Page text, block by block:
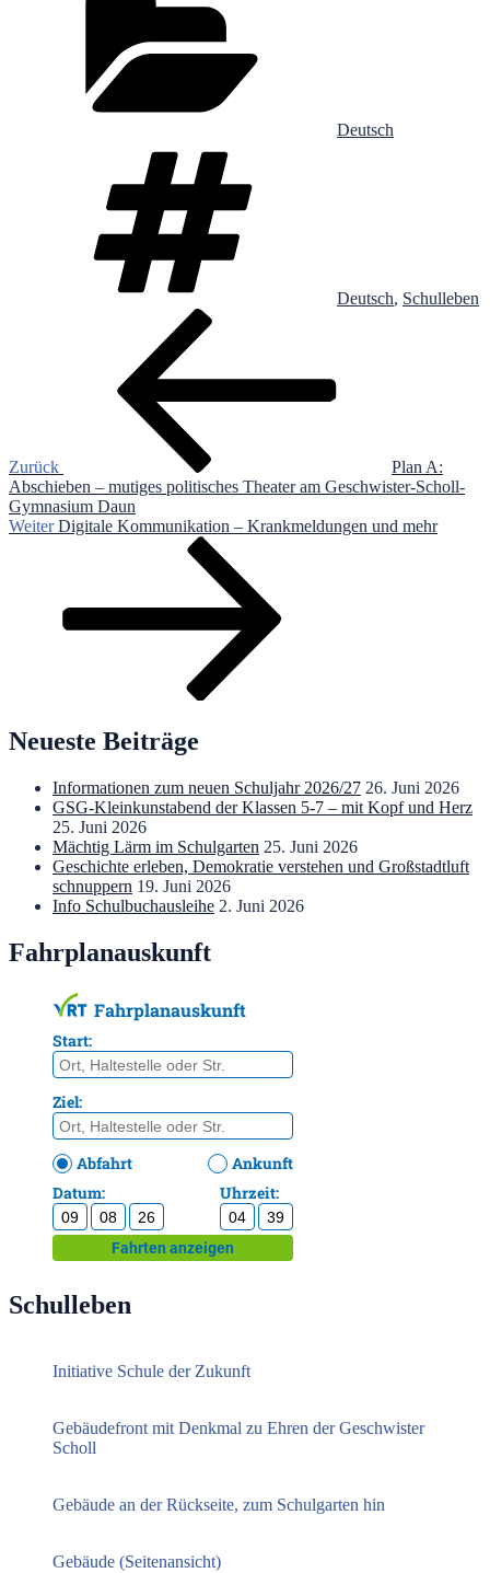
Deutsch
Deutsch, Schulleben
Beitragsnavigation
Zurück
Plan A:
Abschieben – mutiges politisches Theater am Geschwister-Scholl-
Gymnasium Daun
Nächster
Weiter Digitale Kommunikation – Krankmeldungen und mehr
Neueste Beiträge
Informationen zum neuen Schuljahr 2026/27 26. Juni 2026
GSG-Kleinkunstabend der Klassen 5-7 – mit Kopf und Herz
25. Juni 2026
Mächtig Lärm im Schulgarten 25. Juni 2026
Geschichte erleben, Demokratie verstehen und Großstadtluft
schnuppern 19. Juni 2026
Info Schulbuchausleihe 2. Juni 2026
Fahrplanauskunft
Schulleben
Initiative Schule der Zukunft
Gebäudefront mit Denkmal zu Ehren der Geschwister
Scholl
Gebäude an der Rückseite, zum Schulgarten hin
Gebäude (Seitenansicht)